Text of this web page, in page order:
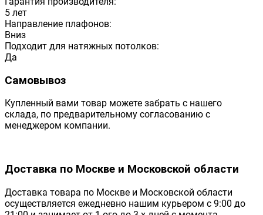
5 лет
Направление плафонов:
Вниз
Подходит для натяжных потолков:
Да
Самовывоз
Купленный вами товар можете забрать с нашего
склада, по предварительному согласованию с
менеджером компании.
Доставка по Москве и Московской области
Доставка товара по Москве и Московской области
осуществляется ежедневно нашим курьером с 9:00 до